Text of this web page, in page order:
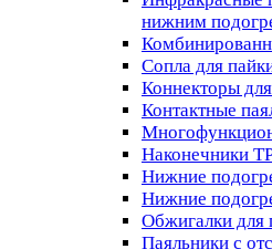
нижним
Сопла для
Коннекторы
Контактные
Наконечники
Нижние
Нижние
Обжигалки для
Паяльники с